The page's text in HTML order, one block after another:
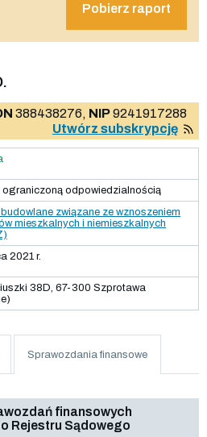
Pobierz raport
388438276, NIP9241917288
Utwórz subskrypcję
ograniczoną odpowiedzialnością
związane ze wznoszeniem
mieszkalnych i niemieszkalnych
2021 r.
38D, 67-300 Szprotawa
Sprawozdania finansowe
finansowych
Rejestru Sądowego